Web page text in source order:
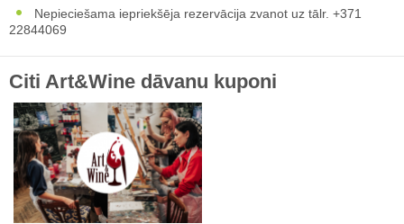
Nepieciešama iepriekšēja rezervācija zvanot uz tālr. +371
22844069
Citi Art&Wine dāvanu kuponi